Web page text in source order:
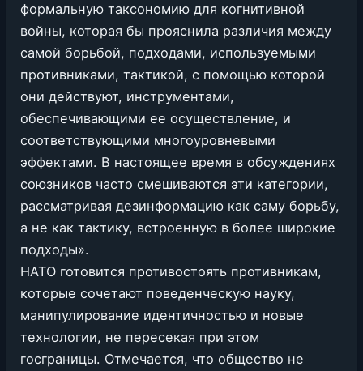
формальную таксономию для когнитивной
войны, которая бы прояснила различия между
самой борьбой, подходами, используемыми
противниками, тактикой, с помощью которой
они действуют, инструментами,
обеспечивающими ее осуществление, и
соответствующими многоуровневыми
эффектами. В настоящее время в обсуждениях
союзников часто смешиваются эти категории,
рассматривая дезинформацию как саму борьбу,
а не как тактику, встроенную в более широкие
подходы».
НАТО готовится противостоять противникам,
которые сочетают поведенческую науку,
манипулирование идентичностью и новые
технологии, не пересекая при этом
госграницы. Отмечается, что общество не